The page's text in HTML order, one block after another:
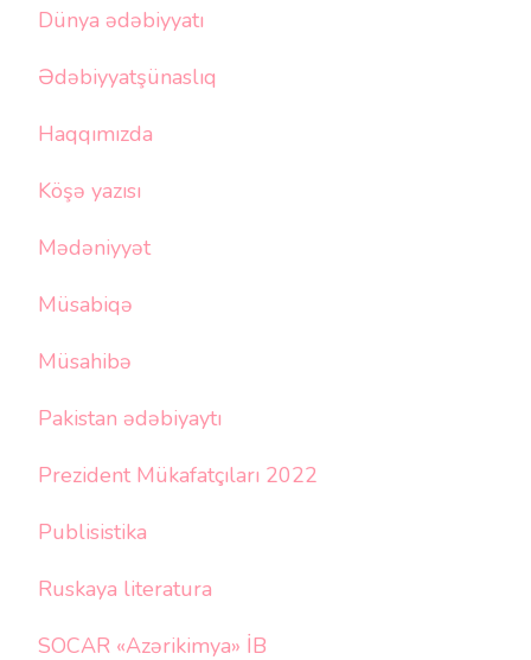
Dünya ədəbiyyatı
Ədəbiyyatşünaslıq
Haqqımızda
Köşə yazısı
Mədəniyyət
Müsabiqə
Müsahibə
Pakistan ədəbiyaytı
Prezident Mükafatçıları 2022
Publisistika
Ruskaya literatura
SOCAR «Azərikimya» İB